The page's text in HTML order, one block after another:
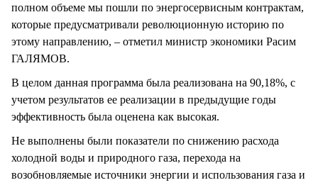
полном объеме мы пошли по энергосервисным контрактам,
которые предусматривали революционную историю по
этому направлению, – отметил министр экономики Расим
ГАЛЯМОВ.
В целом данная программа была реализована на 90,18%, с
учетом результатов ее реализации в предыдущие годы
эффективность была оценена как высокая.
Не выполнены были показатели по снижению расхода
холодной воды и природного газа, перехода на
возобновляемые источники энергии и использования газа и